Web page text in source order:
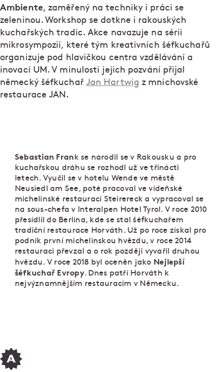
Ambiente, zaměřený na techniky i práci se
zeleninou. Workshop se dotkne i rakouských
kuchařských tradic. Akce navazuje na sérii
mikrosympozií, které tým kreativních šéfkuchařů
organizuje pod hlavičkou centra vzdělávání a
inovací UM. V minulosti jejich pozvání přijal
německý šéfkuchař Jan Hartwig z mnichovské
restaurace JAN.
Sebastian Fran k se narodil se v Rakousku a pro
kuchařskou dráhu se rozhodl už ve třinácti
letech. Vyučil se v hotelu Wende ve městě
Neusiedl am See, poté pracoval ve vídeňské
michelinské restauraci Steirereck a vypracoval se
na sous-chefa v Interalpen Hotel Tyrol. V roce 2010
přesídlil do Berlína, kde se stal šéfkuchařem
tradiční restaurace Horváth. Už po roce získal pro
podnik první michelinskou hvězdu, v roce 2014
restauraci převzal a o rok později vyvařil druhou
hvězdu. V roce 2018 byl oceněn jako Nejlepší
šéfkuchař Evropy. Dnes patří Horváth k
nejvýznamnějším restauracím v Německu.